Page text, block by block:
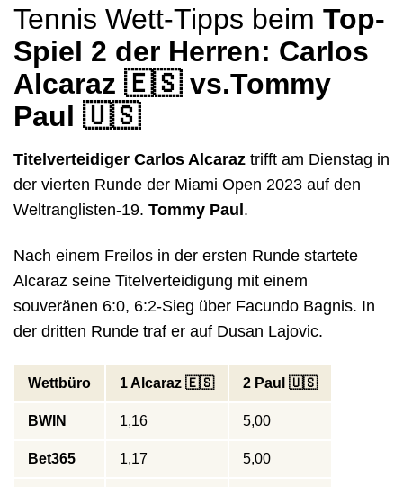
Tennis Wett-Tipps beim Top-
Spiel 2 der Herren: Carlos
Alcaraz 🇪🇸 vs.Tommy
Paul 🇺🇸
Titelverteidiger Carlos Alcaraz trifft am Dienstag in
der vierten Runde der Miami Open 2023 auf den
Weltranglisten-19. Tommy Paul .
Nach einem Freilos in der ersten Runde startete
Alcaraz seine Titelverteidigung mit einem
souveränen 6:0, 6:2-Sieg über Facundo Bagnis. In
der dritten Runde traf er auf Dusan Lajovic.
Wettbüro 1 Alcaraz 🇪🇸 2 Paul 🇺🇸
BWIN 1,16 5,00
Bet365 1,17 5,00